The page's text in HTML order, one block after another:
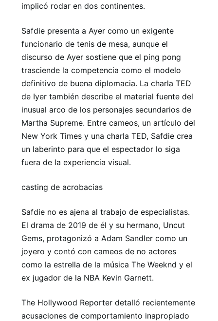
implicó rodar en dos continentes.
Safdie presenta a Ayer como un exigente
funcionario de tenis de mesa, aunque el
discurso de Ayer sostiene que el ping pong
trasciende la competencia como el modelo
definitivo de buena diplomacia. La charla TED
de Iyer también describe el material fuente del
inusual arco de los personajes secundarios de
Martha Supreme. Entre cameos, un artículo del
New York Times y una charla TED, Safdie crea
un laberinto para que el espectador lo siga
fuera de la experiencia visual.
casting de acrobacias
Safdie no es ajena al trabajo de especialistas.
El drama de 2019 de él y su hermano, Uncut
Gems, protagonizó a Adam Sandler como un
joyero y contó con cameos de no actores
como la estrella de la música The Weeknd y el
ex jugador de la NBA Kevin Garnett.
The Hollywood Reporter detalló recientemente
acusaciones de comportamiento inapropiado